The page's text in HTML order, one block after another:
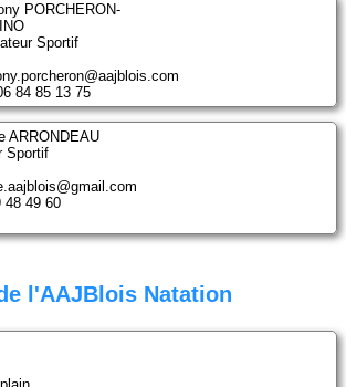
PORCHERON-
Sportif
84 85 13 75
ARRONDEAU
Sportif
48 49 60
l'AAJBlois Natation